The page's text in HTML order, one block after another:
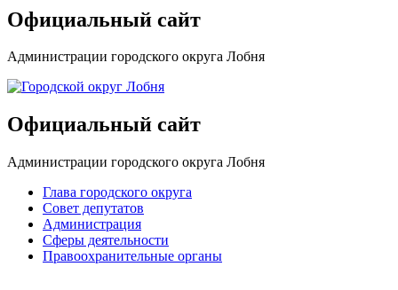
Официальный сайт
Администрации городского округа Лобня
Официальный сайт
Администрации городского округа Лобня
Глава городского округа
Совет депутатов
Администрация
Сферы деятельности
Правоохранительные органы